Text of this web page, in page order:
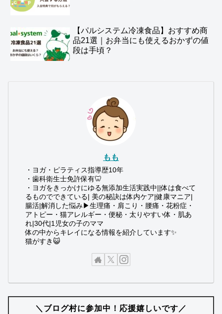
【パルシステム冷凍食品】おすすめ商
品21選｜お弁当にも使えるおかずの値
段は手頃？
もも
・ヨガ・ピラティス指導歴10年
・歯科衛生士免許保有🦷
・ヨガをきっかけにゆる無添加生活実践中||体は食べて
るものでできている| 美の秘訣は体内ケア|健康マニア|
腸活|解消した悩み▶︎生理痛・肩こり・腰痛・花粉症・
アトピー・猫アレルギー・便秘・太りやすい体・肌あ
れ|30代|1児女の子のママ
体の中からキレイになる情報を紹介しています✨
猫がすき😺
＼ブログ村に参加中！応援嬉しいです／